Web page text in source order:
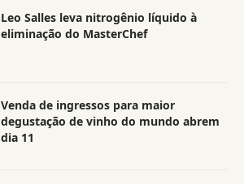
Leo Salles leva nitrogênio líquido à
eliminação do MasterChef
Venda de ingressos para maior
degustação de vinho do mundo abrem
dia 11